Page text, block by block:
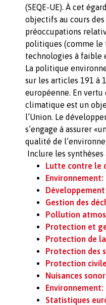
(SEQE-UE). À cet
objectifs au cours des
préoccupations
politiques (comme le
technologies à faible
La politique
sur les articles 191 à
européenne. En
climatique est un
l’Union. Le
s’engage à assurer
qualité de
Inclure les synthèses
Lutte contre le
Gestion des
Pollution
Protection et
Protection de
Protection des
Protection civile
Nuisances
Statistiques